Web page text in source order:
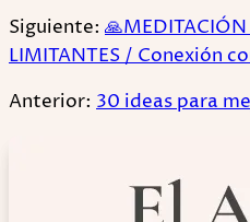
Siguiente:
LIMITANTES / Conexión
Anterior: 30 ideas para